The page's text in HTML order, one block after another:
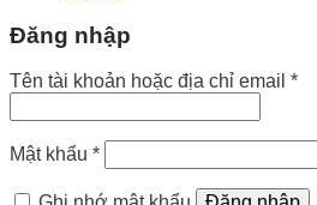
Đăng nhập
Tên tài khoản hoặc địa chỉ email *Bắt
Mật khẩu *Bắt
buộc